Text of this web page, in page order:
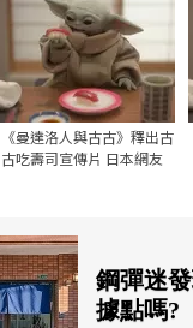
《曼達洛人與古古》釋出古
古吃壽司宣傳片 日本網友
鋼彈迷
據點嗎?